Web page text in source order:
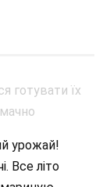
урожай!
Все літо